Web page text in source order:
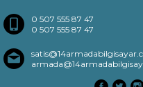
0 507 555 87 47
0 507 555 87 47